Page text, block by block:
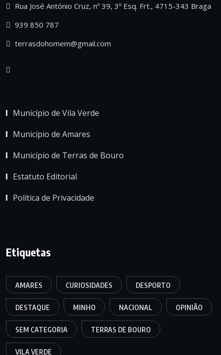
Rua José António Cruz, nº 39, 3º Esq. Frt., 4715-343 Braga
939 850 787
terrasdohomem@gmail.com
Município de Vila Verde
Município de Amares
Município de Terras de Bouro
Estatuto Editorial
Política de Privacidade
Etiquetas
AMARES CURIOSIDADES DESPORTO
DESTAQUE MINHO NACIONAL OPINIÃO
SEM CATEGORIA TERRAS DE BOURO
VILA VERDE